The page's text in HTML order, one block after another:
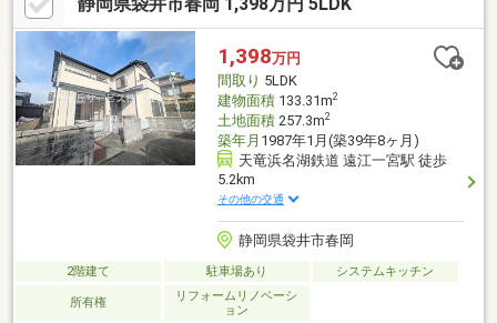
日問わずご案内致します！自己資金0円、自営業の方、勤務年数が
短い方など住宅ローンのご不安な方もお気軽にご相談ください♪未
公開物件情報も多数ご用意しております
♪■□■□■□■□■□■□■□■□■□■□■□■1,398万円
間取り 5LDK
建物面積133.31m2
土地面積257.3m2
築年月 1987年1月(築39年8ヶ月)
天竜浜名湖鉄道 遠江一宮駅 徒歩
5.2km
その他の交通
静岡県袋井市春岡
2階建て 駐車場あり システムキッチン
所有権
リフォームリノベーシ
ョン